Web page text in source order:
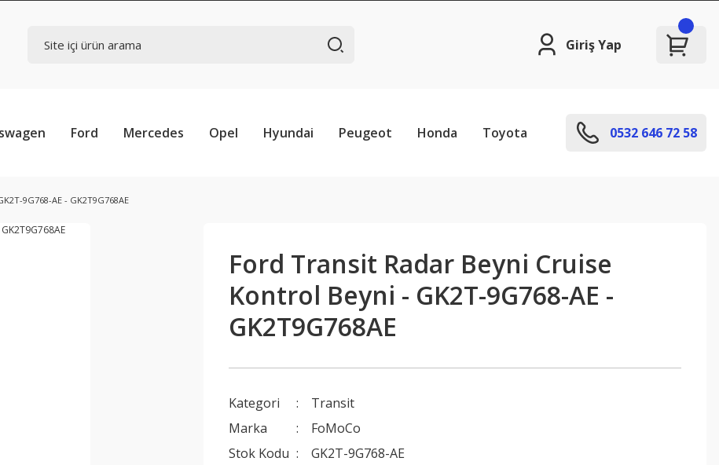
Giriş Yap
Ford Mercedes Opel Hyundai Peugeot Honda Toyota 0532 646 72 58
9G768-AE - GK2T9G768AE
Ford Transit Radar Beyni Cruise
Kontrol Beyni - GK2T-9G768-AE -
GK2T9G768AE
Kategori
Transit
Marka
FoMoCo
Stok Kodu
GK2T-9G768-AE